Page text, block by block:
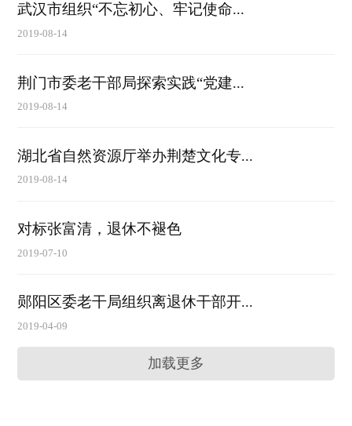
武汉市组织“不忘初心、牢记使命...
2019-08-14
荆门市委老干部局探索实践“党建...
2019-08-14
湖北省自然资源厅举办荆楚文化专...
2019-08-14
对标张富清，退休不褪色
2019-07-10
郧阳区委老干局组织离退休干部开...
2019-04-09
加载更多